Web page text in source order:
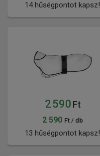
14 hűségpontot kapsz!
2 590 Ft
2 590 Ft / db
13 hűségpontot kapsz!